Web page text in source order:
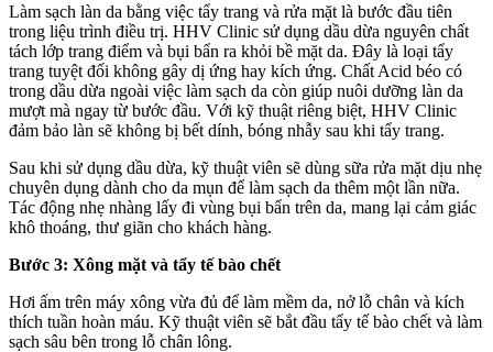
Làm sạch làn da bằng việc tẩy trang và rửa mặt là bước đầu tiên
trong liệu trình điều trị. HHV Clinic sử dụng dầu dừa nguyên chất
tách lớp trang điểm và bụi bẩn ra khỏi bề mặt da. Đây là loại tẩy
trang tuyệt đối không gây dị ứng hay kích ứng. Chất Acid béo có
trong dầu dừa ngoài việc làm sạch da còn giúp nuôi dưỡng làn da
mượt mà ngay từ bước đầu. Với kỹ thuật riêng biệt, HHV Clinic
đảm bảo làn sẽ không bị bết dính, bóng nhẫy sau khi tẩy trang.
Sau khi sử dụng dầu dừa, kỹ thuật viên sẽ dùng sữa rửa mặt dịu nhẹ
chuyên dụng dành cho da mụn để làm sạch da thêm một lần nữa.
Tác động nhẹ nhàng lấy đi vùng bụi bẩn trên da, mang lại cảm giác
khô thoáng, thư giãn cho khách hàng.
Bước 3: Xông mặt và tẩy tế bào chết
Hơi ấm trên máy xông vừa đủ để làm mềm da, nở lỗ chân và kích
thích tuần hoàn máu. Kỹ thuật viên sẽ bắt đầu tẩy tế bào chết và làm
sạch sâu bên trong lỗ chân lông.